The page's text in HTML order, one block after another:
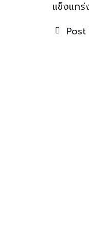
แข็งแก
Post